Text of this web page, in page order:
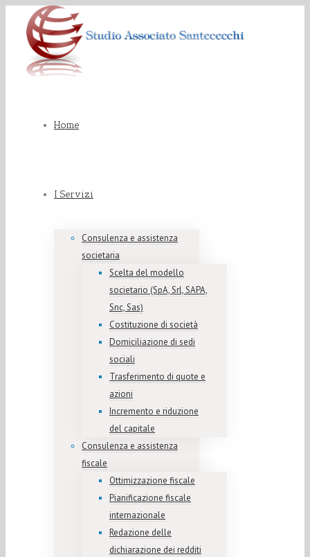
Home
I Servizi
Consulenza e assistenza
societaria
Scelta del modello
societario (SpA, Srl, SAPA,
Snc, Sas)
Costituzione di società
Domiciliazione di sedi
sociali
Trasferimento di quote e
azioni
Incremento e riduzione
del capitale
Consulenza e assistenza
fiscale
Ottimizzazione fiscale
Pianificazione fiscale
internazionale
Redazione delle
dichiarazione dei redditi